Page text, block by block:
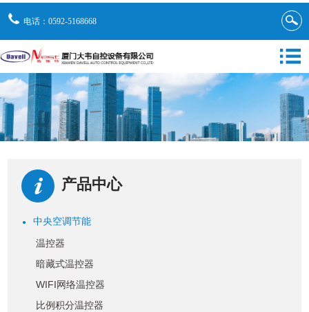
电话：0592-5168668
产品中心
●
中央空调节能
温控器
暗藏式温控器
WIFI网络温控器
比例积分温控器